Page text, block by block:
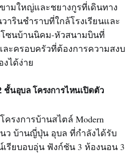
ามใหญ่และชยางกูรที่เดินทาง
ารินชำราบที่ใกล้โรงเรียนและ
ซนบ้านนิคม-หัวสนามบินที่
ะครอบครัวที่ต้องการความสงบ
ได้ง่าย
ชั้นอุบล โครงการไหนเปิดตัว
โครงการบ้านสไตล์ Modern
นว บ้านญี่ปุ่น อุบล ที่กำลังได้รับ
รียบอบอุ่น ฟังก์ชัน 3 ห้องนอน 3